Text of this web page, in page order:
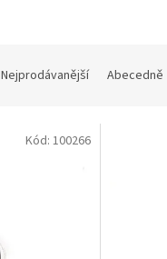
Nejprodávanější Abecedně
Kód: 100266